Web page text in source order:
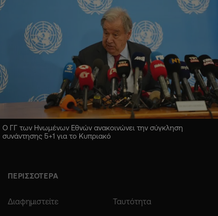
Ο ΓΓ των Ηνωμένων Εθνών ανακοινώνει την σύγκληση
συνάντησης 5+1 για το Κυπριακό
ΠΕΡΙΣΣΟΤΕΡΑ
Διαφημιστείτε Ταυτότητα